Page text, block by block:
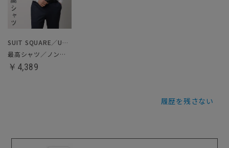
SUIT SQUARE／UNIVERSAL LANGUAGE
最高シャツ／ノンアイロンジャージードレスシャツ
￥4,389
履歴を残さない